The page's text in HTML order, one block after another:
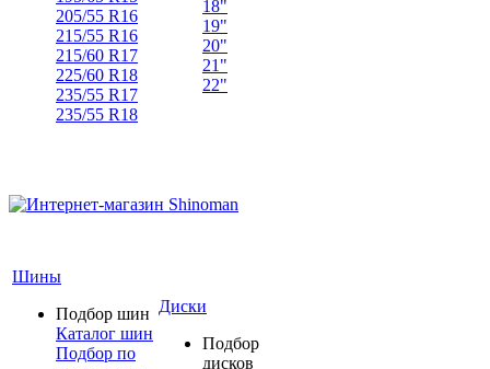
205/55 R16
215/55 R16
215/60 R17
225/60 R18
235/55 R17
235/55 R18
18"
19"
20"
21"
22"
Шины
Подбор шин
Каталог шин
Подбор по
Диски
Подбор
дисков